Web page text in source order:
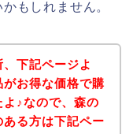
もしれません。
下記ページよ
がお得な価格で購
よ♪なので、森の
る方は下記ペー